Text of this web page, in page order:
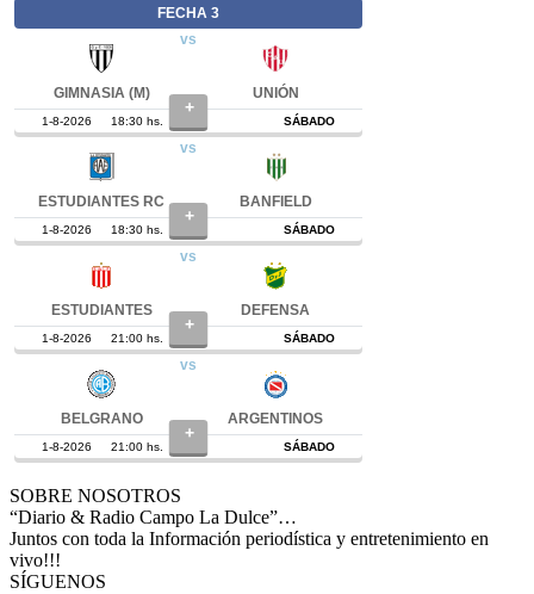
SOBRE NOSOTROS
“Diario & Radio Campo La Dulce”…
Juntos con toda la Información periodística y entretenimiento en
vivo!!!
SÍGUENOS